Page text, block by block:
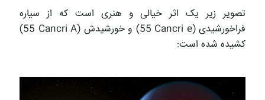
تصویر زیر یک اثر خیالی و هنری است که از سیاره
فراخورشیدی (55 Cancri e) و خورشیدش (55 Cancri A
)
کشیده شده است: